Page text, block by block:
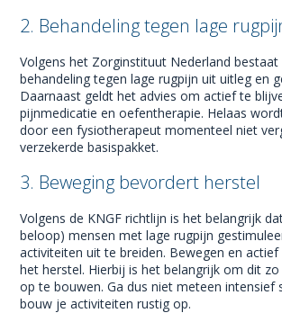
2. Behandeling tegen lage
Volgens het Zorginstituut Nederland bestaat
behandeling tegen lage rugpijn uit uitleg en
Daarnaast geldt het advies om actief te
pijnmedicatie en oefentherapie. Helaas
door een fysiotherapeut momenteel niet
verzekerde basispakket.
3. Beweging bevordert herstel
Volgens de KNGF richtlijn is het belangrijk
beloop) mensen met lage rugpijn
activiteiten uit te breiden. Bewegen en
het herstel. Hierbij is het belangrijk om dit
op te bouwen. Ga dus niet meteen intensief
bouw je activiteiten rustig op.